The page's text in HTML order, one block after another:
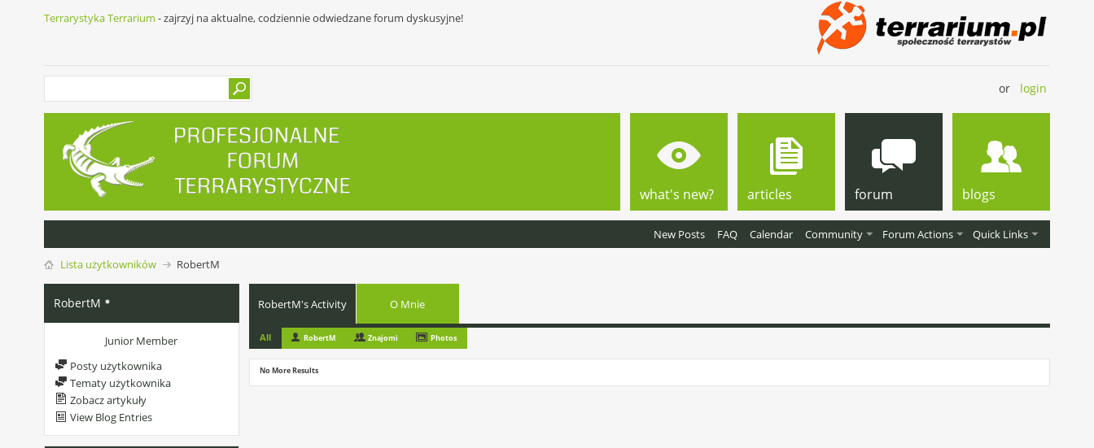
Terrarystyka Terrarium - zajrzyj na aktualne, codziennie odwiedzane forum dyskusyjne!
or login
what's new? articles forum
New Posts FAQ Calendar Community Forum Actions Quick Links
blogs
Lista użytkowników RobertM
RobertM
Junior Member
Posty użytkownika
Tematy użytkownika
Zobacz artykuły
View Blog Entries
RobertM's Activity O Mnie
All RobertM Znajomi Photos
No More Results